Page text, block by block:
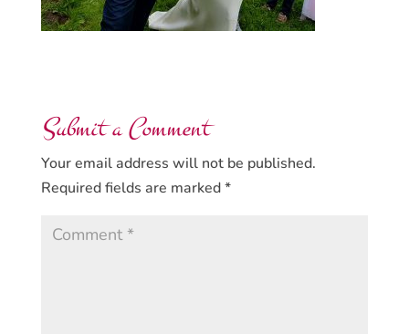
Submit a Comment
Your email address will not be published.
Required fields are marked*